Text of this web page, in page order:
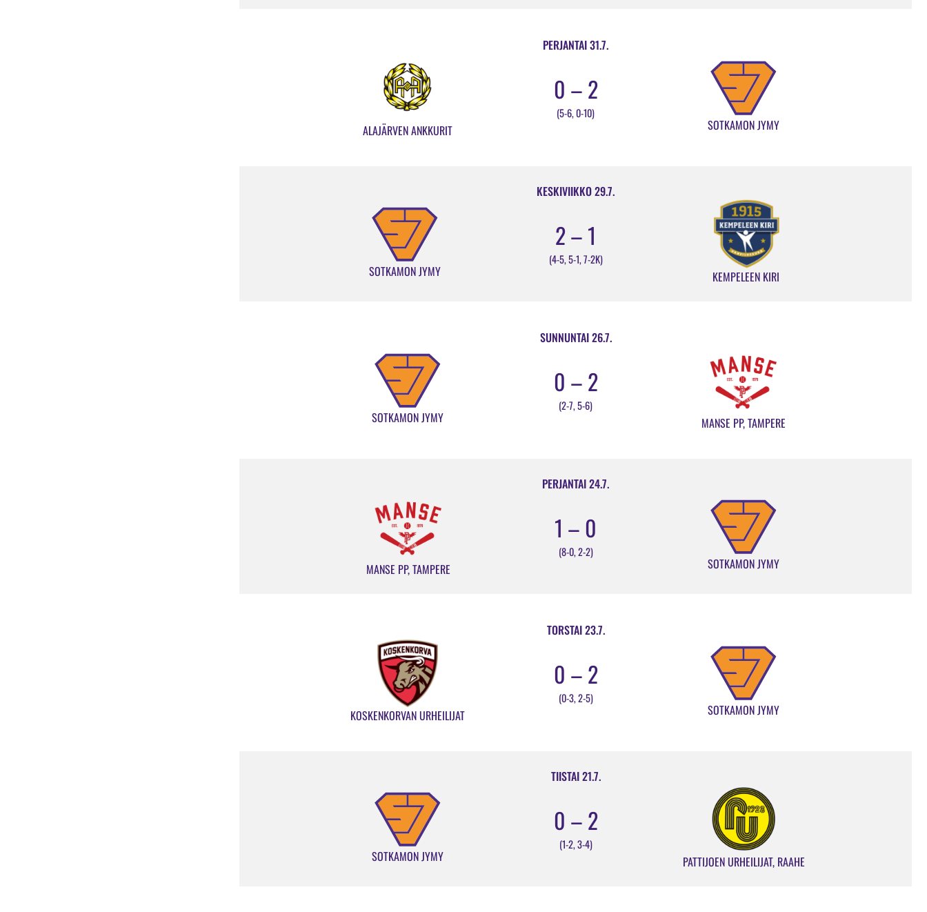
PERJANTAI 31.7.
ALAJÄRVEN ANKKURIT
0 – 2
(5-6, 0-10)
SOTKAMON JYMY
KESKIVIIKKO 29.7.
SOTKAMON JYMY
2 – 1
(4-5, 5-1, 7-2K)
KEMPELEEN KIRI
SUNNUNTAI 26.7.
SOTKAMON JYMY
0 – 2
(2-7, 5-6)
MANSE PP, TAMPERE
PERJANTAI 24.7.
MANSE PP, TAMPERE
1 – 0
(8-0, 2-2)
SOTKAMON JYMY
TORSTAI 23.7.
KOSKENKORVAN URHEILIJAT
0 – 2
(0-3, 2-5)
SOTKAMON JYMY
TIISTAI 21.7.
SOTKAMON JYMY
0 – 2
(1-2, 3-4)
PATTIJOEN URHEILIJAT, RAAHE